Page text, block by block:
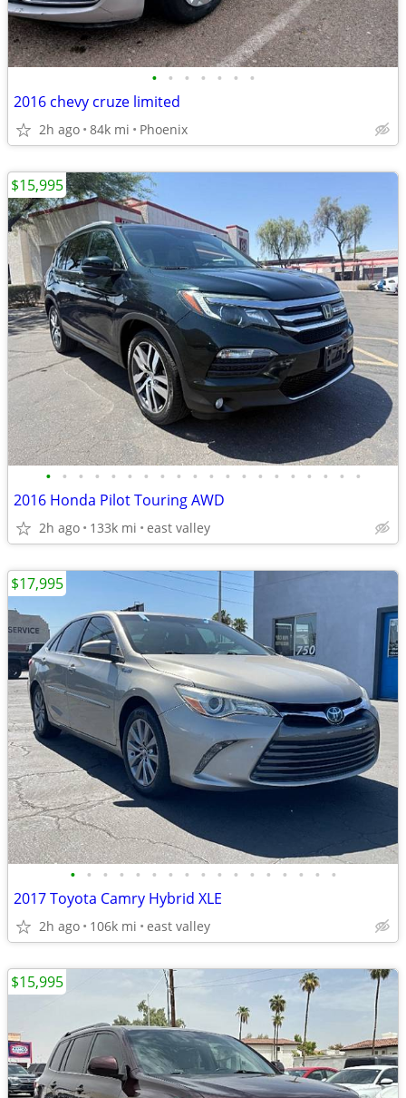
• • • • • • •
2016 chevy cruze limited
2h ago 84k mi Phoenix
• • • • • • • • • • • • • • • • • • • •
2016 Honda Pilot Touring AWD
2h ago 133k mi east valley
$15,995
• • • • • • • • • • • • • • • • •
2017 Toyota Camry Hybrid XLE
2h ago 106k mi east valley
$17,995
$15,995